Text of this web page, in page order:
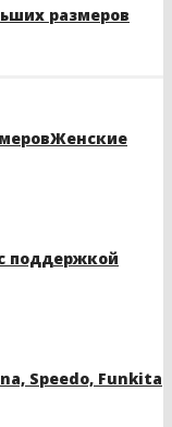
размеров
Женские
поддержкой
Speedo, Funkita